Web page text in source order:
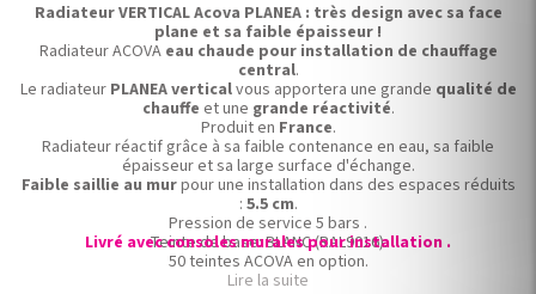
Radiateur VERTICAL Acova PLANEA : très design avec sa face
plane et sa faible épaisseur !
Radiateur ACOVA eau chaude pour installation de chauffage
central.
Le radiateurPLANEA verticalvous apportera une grande qualité de
chauffe et une grande réactivité.
Produit en France.
Radiateur réactif grâce à sa faible contenance en eau, sa faible
épaisseur et sa large surface d'échange.
Faible saillie au murpour une installation dans des espaces réduits
: 5.5 cm.
Pression de service 5 bars .
Teinte de base: BLANC (RAL9016).
50 teintes ACOVA en option.
Existe en modèles horizontaux et verticaux, simples et doubles.
Livré avec consoles murales pour installation .
Lire la suite